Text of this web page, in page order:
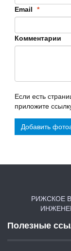
Email *
Комментарии
Если есть
приложите
Добавить
РИЖСКОЕ
Полезные